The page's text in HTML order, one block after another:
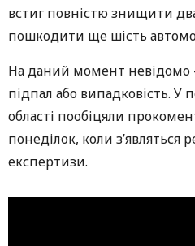
встиг повністю знищити
пошкодити ще шість
На даний момент невідомо
підпал або випадковість. У
області пообіцяли
понеділок, коли з’являться
експертизи.